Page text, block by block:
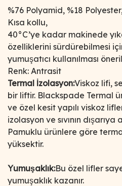
%76 Polyamid, %18
Kısa kollu,
40°C’ye kadar makinede
özelliklerini sürdürebilmesi
yumuşatıcı kullanılması
Renk: Antrasit
Termal İzolasyon:Viskoz lifi,
bir liftir. Blackspade Termal
ve özel kesit yapılı viskoz
izolasyon ve sıvının dışarıya
Pamuklu ürünlere göre
yüksektir.
Yumuşaklık:Bu özel lifler
yumuşaklık kazanır.